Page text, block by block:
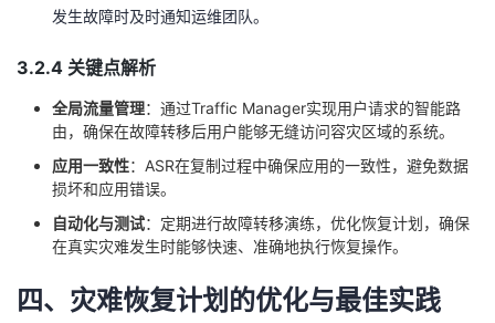
发生故障时及时通知运维团队。
3.2.4 关键点解析
全局流量管理：通过Traffic Manager实现用户请求的智能路
由，确保在故障转移后用户能够无缝访问容灾区域的系统。
应用一致性：ASR在复制过程中确保应用的一致性，避免数据
损坏和应用错误。
自动化与测试：定期进行故障转移演练，优化恢复计划，确保
在真实灾难发生时能够快速、准确地执行恢复操作。
四、灾难恢复计划的优化与最佳实践